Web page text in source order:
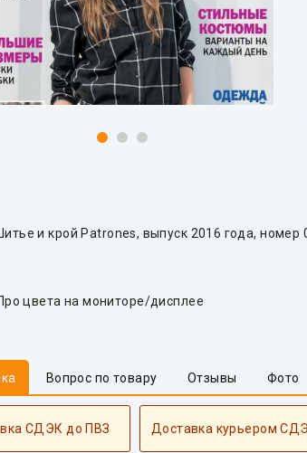
и крой Patrones, выпуск 2016 года, номер
цвета на мониторе/дисплее
Вопрос по товару Отзывы Фото
СДЭК до ПВЗ Доставка курьером